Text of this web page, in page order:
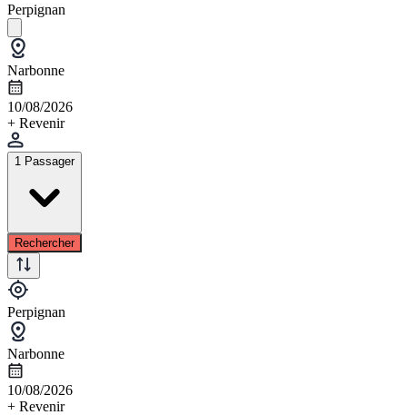
Perpignan
Narbonne
10/08/2026
+ Revenir
1 Passager
Rechercher
Perpignan
Narbonne
10/08/2026
+ Revenir